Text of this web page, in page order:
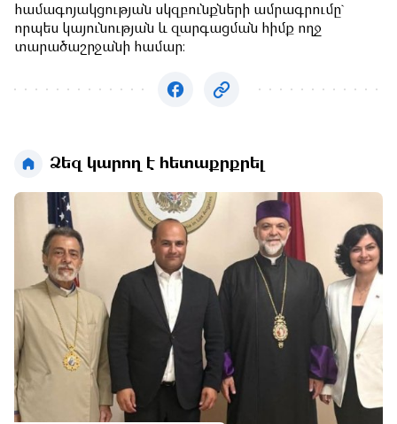
համագոյակցության սկզբունքների ամրագրումը`
որպես կայունության և զարգացման հիմք ողջ
տարածաշրջանի համար։
Ձեզ կարող է հետաքրքրել